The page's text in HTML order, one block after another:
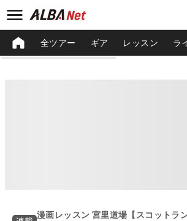
全ツアー ギア レッスン ラ
漫画レッスン 宮里道場【スコットラ